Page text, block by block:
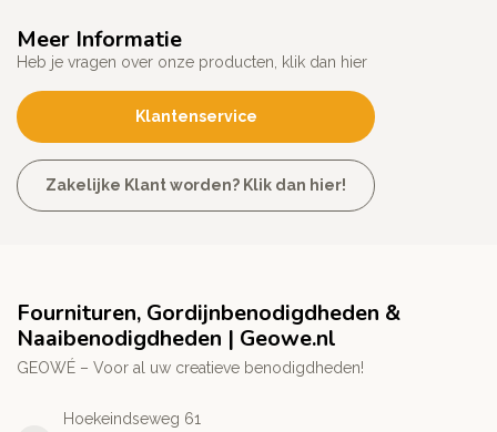
Meer Informatie
Heb je vragen over onze producten, klik dan hier
Klantenservice
Zakelijke Klant worden? Klik dan hier!
Fournituren, Gordijnbenodigdheden &
Naaibenodigdheden | Geowe.nl
GEOWÉ – Voor al uw creatieve benodigdheden!
Hoekeindseweg 61